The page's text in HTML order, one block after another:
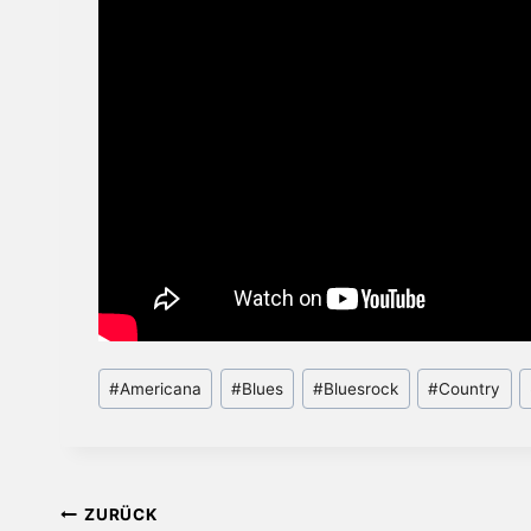
Schlagworte:
#Americana #Blues #Bluesrock #Country
Beitragsnavigation
ZURÜCK